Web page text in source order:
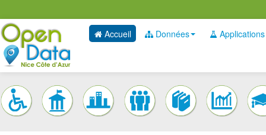
Accueil Données Applications